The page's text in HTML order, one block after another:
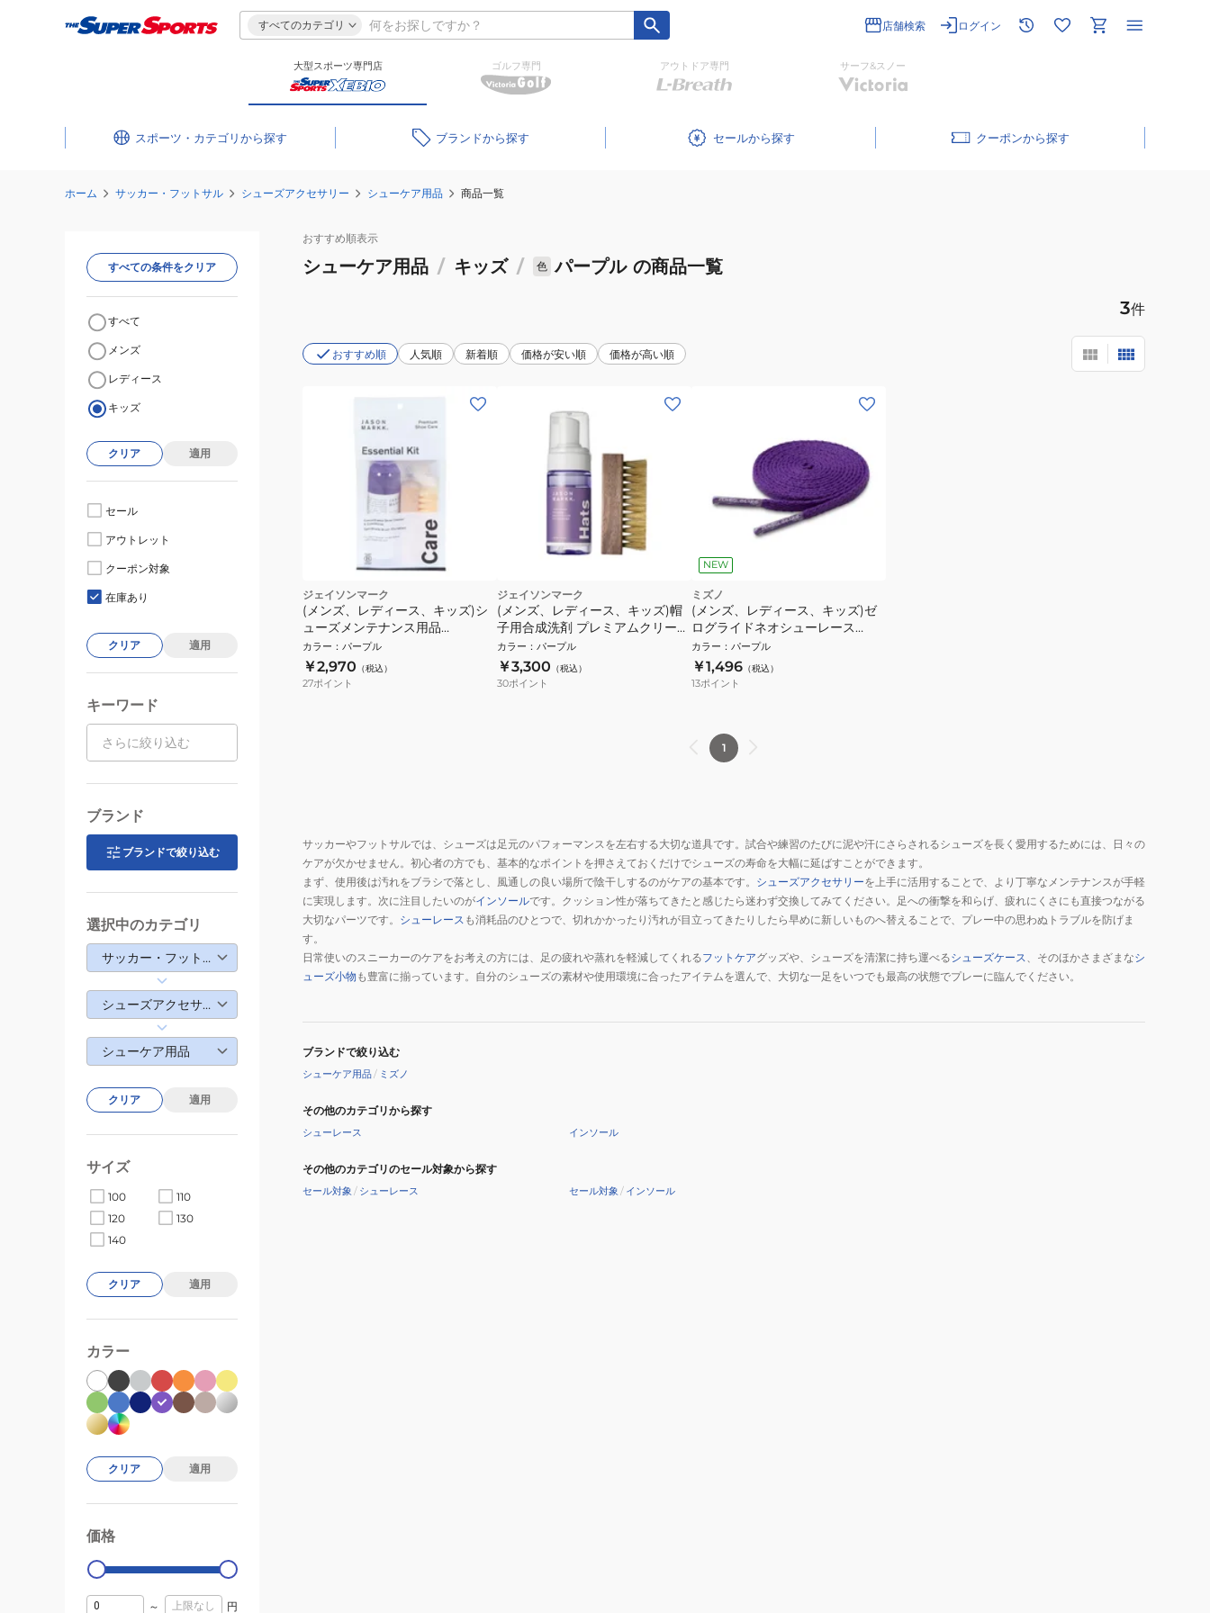
すべてのカテゴリ 店舗検索 ログイン
大型スポーツ専門店 ゴルフ専門 アウトドア専門 サーフ&スノー
スポーツ・カテゴリ ブランド セール クーポン
ホーム サッカー・フットサル シューズアクセサリー シューケア用品 商品一覧
おすすめ順表示
シューケア用品 / キッズ / 色 パープル の商品一覧
3件
おすすめ順 人気順 新着順 価格が安い順 価格が高い順
ジェイソンマーク
(メンズ、レディース、キッズ)シ
ューズメンテナンス用品
ESSENTIAL KIT
カラー ： パープル
￥2,970 （税込）
27ポイント
ジェイソンマーク
(メンズ、レディース、キッズ)帽
子用合成洗剤 プレミアムクリーニ
ングブラシセット ハットケアキッ
ト 310410
カラー ： パープル
￥3,300 （税込）
30ポイント
NEW
ミズノ
(メンズ、レディース、キッズ)ゼ
ログライドネオシューレース
P1GZ262107
カラー ： パープル
￥1,496 （税込）
13ポイント
1
サッカーやフットサルでは、シューズは足元のパフォーマンスを左右する大切な道具です。試合や練習のたびに泥や汗にさらされるシューズを長く愛用するためには、日々の
ケアが欠かせません。初心者の方でも、基本的なポイントを押さえておくだけでシューズの寿命を大幅に延ばすことができます。
まず、使用後は汚れをブラシで落とし、風通しの良い場所で陰干しするのがケアの基本です。 シューズアクセサリーを上手に活用することで、より丁寧なメンテナンスが手軽
に実現します。次に注目したいのがインソールです。クッション性が落ちてきたと感じたら迷わず交換してみてください。足への衝撃を和らげ、疲れにくさにも直接つながる
大切なパーツです。 シューレース も消耗品のひとつで、切れかかったり汚れが目立ってきたりしたら早めに新しいものへ替えることで、プレー中の思わぬトラブルを防げま
す。
日常使いのスニーカーのケアをお考えの方には、足の疲れや蒸れを軽減してくれるフットケアグッズや、シューズを清潔に持ち運べるシューズケース 、そのほかさまざまなシ
ューズ小物 も豊富に揃っています。自分のシューズの素材や使用環境に合ったアイテムを選んで、大切な一足をいつでも最高の状態でプレーに臨んでください。
ブランドで絞り込む
シューケア用品/ ミズノ
その他のカテゴリから探す
シューレース インソール
その他のカテゴリのセール対象から探す
セール対象 / シューレース セール対象 / インソール
すべての条件をクリア
すべて
メンズ
レディース
キッズ
クリア 適用
セール
アウトレット
クーポン対象
在庫あり
クリア 適用
キーワード
ブランド
ブランドで絞り込む
選択中のカテゴリ
サッカー・フットサル
シューズアクセサリー
シューケア用品
クリア 適用
サイズ
100
110
120
130
140
クリア 適用
カラー
クリア 適用
価格
0
～ 円